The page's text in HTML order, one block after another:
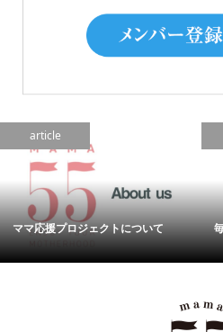
article
ママ応援プロジェクトについて